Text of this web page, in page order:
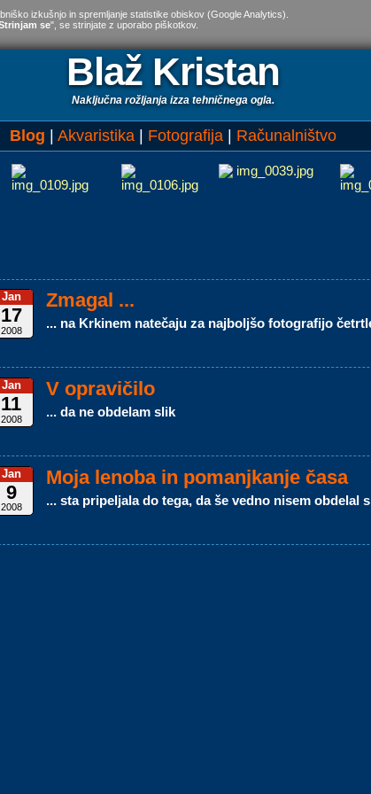
izkušnjo in spremljanje statistike obiskov (Google Analytics).
se", se strinjate z uporabo piškotkov.
Blaž Kristan
Naključna rožljanja izza tehničnega ogla.
Blog Akvaristika Fotografija Računalništvo
Zmagal ...
... na Krkinem natečaju za najboljšo fotografijo
Jan
17
2008
V opravičilo
... da ne obdelam slik
Jan
11
2008
Moja lenoba in pomanjkanje časa
... sta pripeljala do tega, da še vedno nisem obdelal
Jan
9
2008